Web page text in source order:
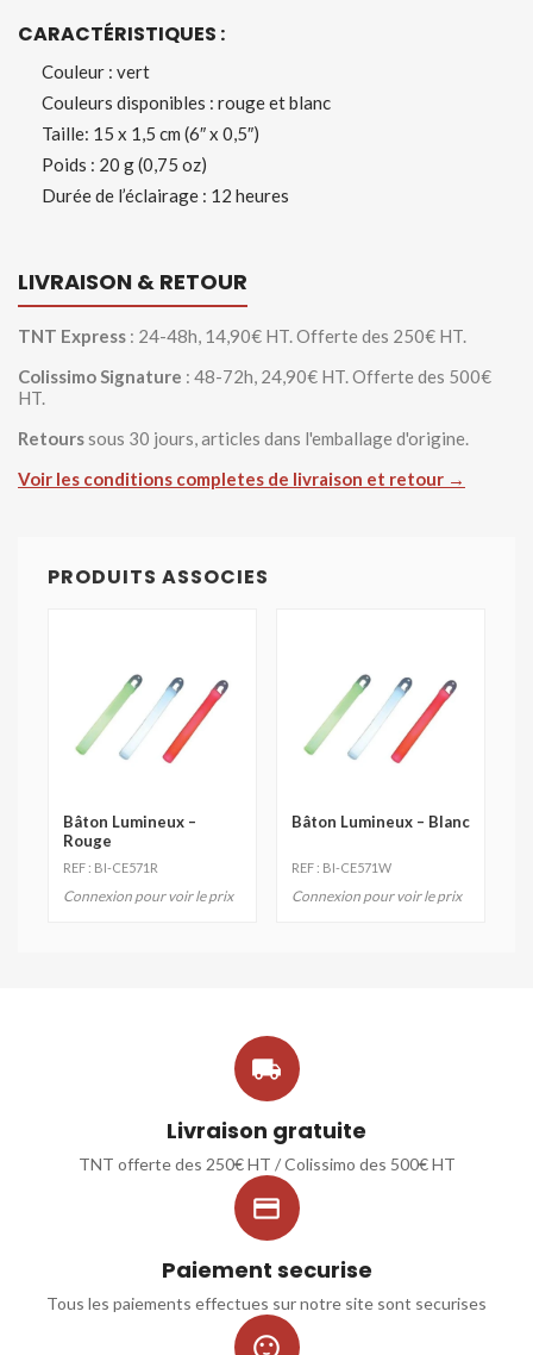
CARACTÉRISTIQUES :
Couleur : vert
Couleurs disponibles : rouge et blanc
Taille: 15 x 1,5 cm (6″ x 0,5″)
Poids : 20 g (0,75 oz)
Durée de l’éclairage : 12 heures
LIVRAISON & RETOUR
TNT Express : 24-48h, 14,90€ HT. Offerte des 250€ HT.
Colissimo Signature : 48-72h, 24,90€ HT. Offerte des 500€
HT.
Retourssous 30 jours, articles dans l'emballage d'origine.
Voir les conditions completes de livraison et retour →
PRODUITS ASSOCIES
Bâton Lumineux –
Rouge
REF : BI-CE571R
Connexion pour voir le prix
Bâton Lumineux – Blanc
REF : BI-CE571W
Connexion pour voir le prix

Livraison gratuite
TNT offerte des 250€ HT / Colissimo des 500€ HT

Paiement securise
Tous les paiements effectues sur notre site sont securises
